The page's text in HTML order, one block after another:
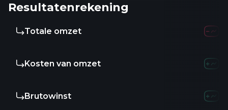
Resultatenrekening
Totale omzet
Kosten van omzet
Brutowinst